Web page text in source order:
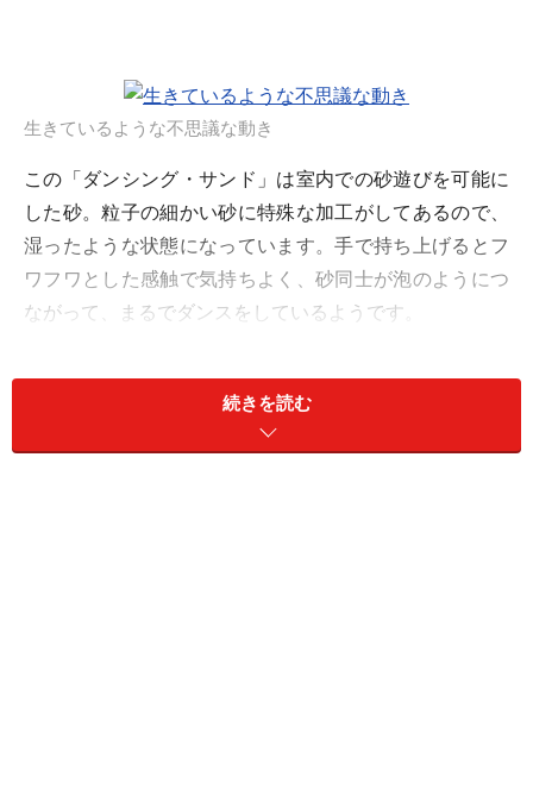
生きているような不思議な動き
この「ダンシング・サンド」は室内での砂遊びを可能に
した砂。粒子の細かい砂に特殊な加工がしてあるので、
湿ったような状態になっています。手で持ち上げるとフ
ワフワとした感触で気持ちよく、砂同士が泡のようにつ
ながって、まるでダンスをしているようです。
続きを読む